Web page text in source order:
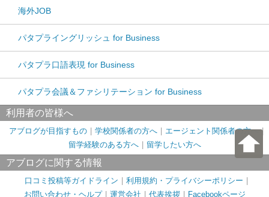
海外JOB
パタプライングリッシュ for Business
パタプラ口語表現 for Business
パタプラ会議＆ファシリテーション for Business
利用者の皆様へ
アブログが目指すもの 学校関係者の方へ
エージェント関係者の方へ
留学経験のある方へ
留学したい方へ
アブログに関する情報
口コミ投稿等ガイドライン
利用規約・プライバシーポリシー
お問い合わせ・ヘルプ
運営会社 代表挨拶 Facebookページ